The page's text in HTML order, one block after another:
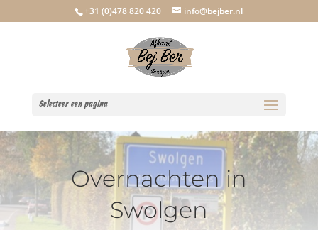
+31 (0)478 820 420 info@bejber.nl
Selecteer een pagina
Overnachten in
Swolgen